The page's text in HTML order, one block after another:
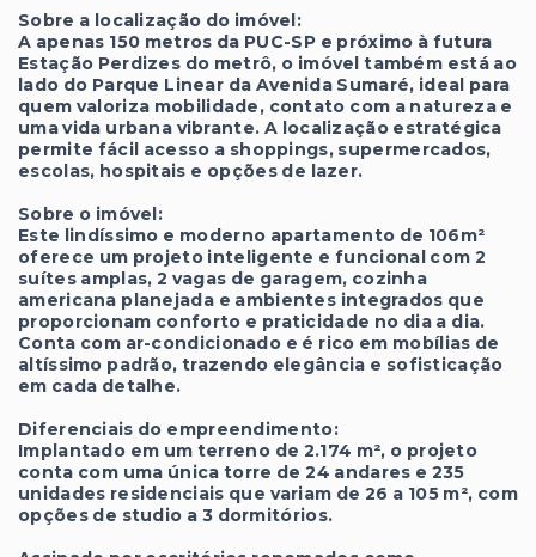
Sobre a localização do imóvel:
A apenas 150 metros da PUC-SP e próximo à futura
Estação Perdizes do metrô, o imóvel também está ao
lado do Parque Linear da Avenida Sumaré, ideal para
quem valoriza mobilidade, contato com a natureza e
uma vida urbana vibrante. A localização estratégica
permite fácil acesso a shoppings, supermercados,
escolas, hospitais e opções de lazer.
Sobre o imóvel:
Este lindíssimo e moderno apartamento de 106m²
oferece um projeto inteligente e funcional com 2
suítes amplas, 2 vagas de garagem, cozinha
americana planejada e ambientes integrados que
proporcionam conforto e praticidade no dia a dia.
Conta com ar-condicionado e é rico em mobílias de
altíssimo padrão, trazendo elegância e sofisticação
em cada detalhe.
Diferenciais do empreendimento:
Implantado em um terreno de 2.174 m², o projeto
conta com uma única torre de 24 andares e 235
unidades residenciais que variam de 26 a 105 m², com
opções de studio a 3 dormitórios.